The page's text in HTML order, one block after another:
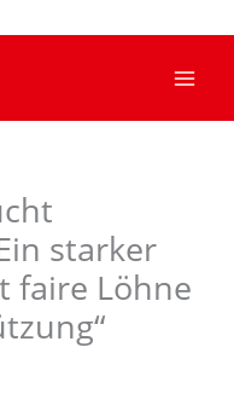
starker
faire Löhne